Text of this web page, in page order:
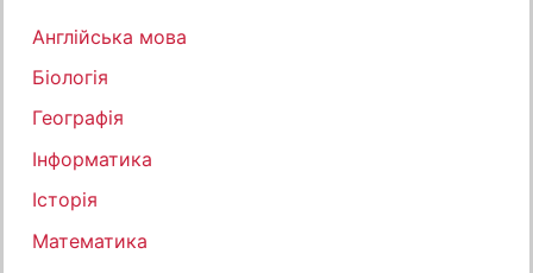
Англійська мова
Біологія
Географія
Інформатика
Історія
Математика